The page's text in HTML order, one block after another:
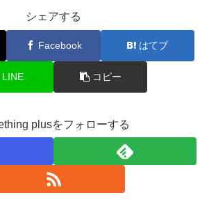
シェアする
Facebook はてブ
LINE コピー
plusをフォローする